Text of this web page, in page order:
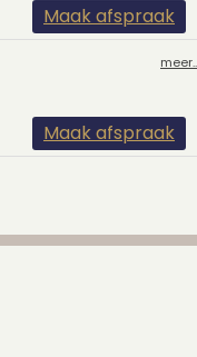
Maak afspraak
Maak afspraak
meer..